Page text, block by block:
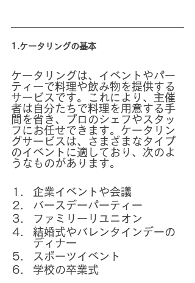
1.ケータリングの基本
ケータリングは、イベントやパー
ティーで料理や飲み物を提供する
サービスです。これにより、主催
者は自分たちで料理を用意する手
間を省き、プロのシェフやスタッ
フにお任せできます。ケータリン
グサービスは、さまざまなタイプ
のイベントに適しており、次のよ
うなものがあります。
企業イベントや会議
バースデーパーティー
ファミリーリユニオン
結婚式やバレンタインデーの
ディナー
スポーツイベント
学校の卒業式